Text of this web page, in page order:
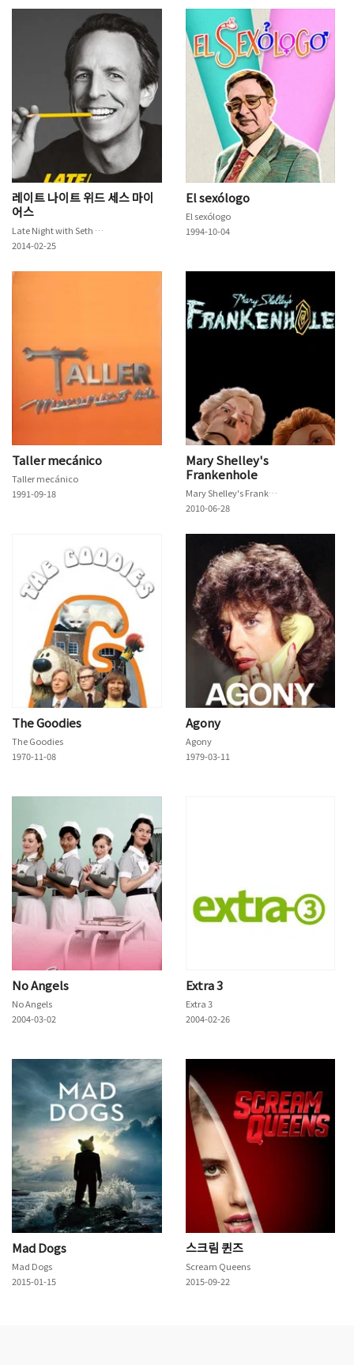
레이트 나이트 위드 세스 마이
어스
Late Night with Seth Meyers
2014-02-25
El sexólogo
El sexólogo
1994-10-04
Taller mecánico
Taller mecánico
1991-09-18
Mary Shelley's
Frankenhole
Mary Shelley's Frankenhole
2010-06-28
The Goodies
The Goodies
1970-11-08
Agony
Agony
1979-03-11
No Angels
No Angels
2004-03-02
Extra 3
Extra 3
2004-02-26
Mad Dogs
Mad Dogs
2015-01-15
스크림 퀸즈
Scream Queens
2015-09-22